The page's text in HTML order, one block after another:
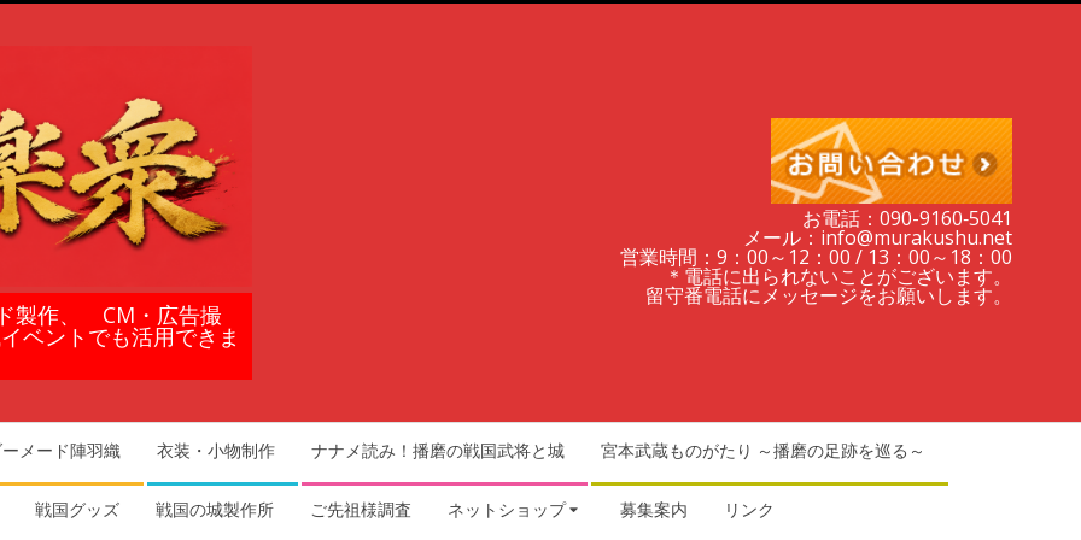
製作、 CM・広告撮
ベントでも活用できま
お電話：090-9160‐5041
メール：info@murakushu.net
営業時間：9：00～12：00 / 13：00～18：00
＊電話に出られないことがございます。
留守番電話にメッセージをお願いします。
メード陣羽織 衣装・小物制作 ナナメ読み！播磨の戦国武将と城 宮本武蔵ものがたり ～播磨の足跡を巡る～
戦国グッズ 戦国の城製作所 ご先祖様調査 ネットショップ 募集案内 リンク